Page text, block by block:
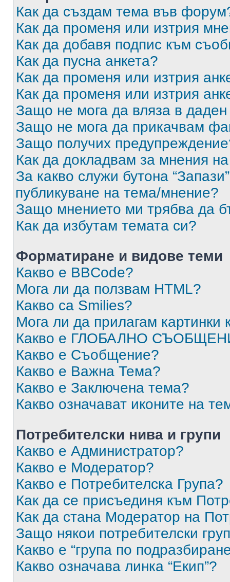
Как да създам тема във
Как да променя или изтрия
Как да добавя подпис към
Как да пусна анкета?
Как да променя или изтрия
Как да променя или изтрия
Защо не мога да вляза в
Защо не мога да прикачвам
Защо получих
Как да докладвам за мнения
За какво служи бутона
публикуване на тема/мнение?
Защо мнението ми трябва да
Как да избутам темата си?
Форматиране и видове теми
Какво е BBCode?
Мога ли да ползвам HTML?
Какво са Smilies?
Мога ли да прилагам
Какво е ГЛОБАЛНО
Какво е Съобщение?
Какво е Важна Тема?
Какво е Заключена тема?
Какво означават иконите на
Потребителски нива и групи
Какво е Администратор?
Какво е Модератор?
Какво е Потребителска Група?
Как да се присъединя към
Как да стана Модератор на
Защо някои потребителски
Какво е “група по
Какво означава линка “Екип”?